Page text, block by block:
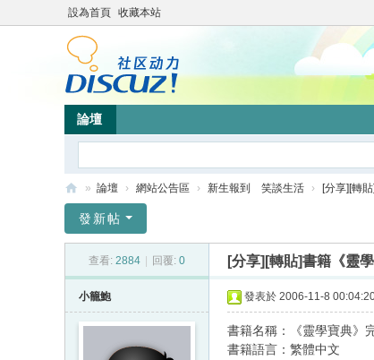
設為首頁 收藏本站
論壇
竹
» 論壇 › 網站公告區 › 新生報到 笑談生活 › [分享][轉
發新帖
查看: 2884 回覆: 0 [分享][轉貼]書籍《靈
小籠鮑 發表於 2006-11-8
書籍名稱：《靈學寶典》
書籍語言：繁體中文